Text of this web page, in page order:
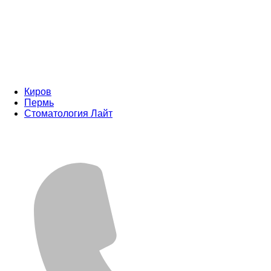
Киров
Пермь
Стоматология Лайт